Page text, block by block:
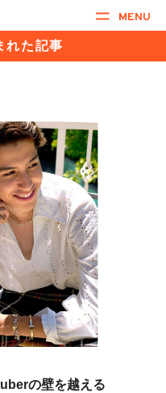
MENU
れた記事
の壁を越える